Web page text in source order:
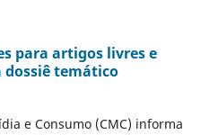
para artigos livres e
dossiê temático
e Consumo (CMC) informa